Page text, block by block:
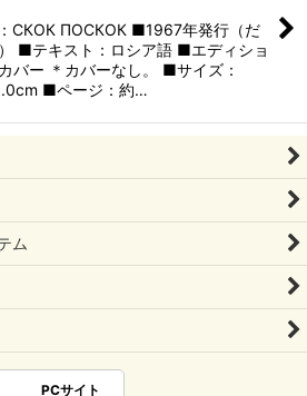
СКОК ПОСКОК ■1967年発行（だ
■テキスト：ロシア語 ■エディショ
バー ＊カバーなし。 ■サイズ：
■ページ：約…
ム
PCサイト